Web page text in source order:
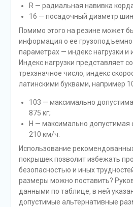
R — радиальная навивка
16 — посадочный диаметр
Помимо этого на резине может
информация о ее
параметрах — индекс нагрузки и
Индекс нагрузки представляет
трехзначное число, индекс
латинскими буквами, например
103 — максимально
875 кг;
H — максимально допустимая
210 км/ч.
Использование
покрышек позволит избежать
безопасностью и иных
размеры можно поставить?
данными по таблице, в ней
допустимые альтернативные